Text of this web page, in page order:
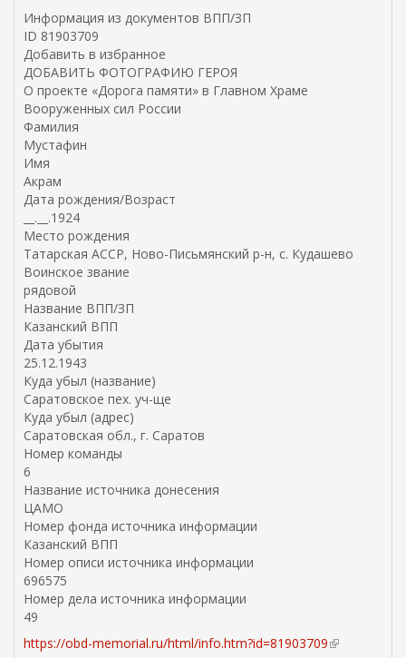
Информация из документов ВПП/ЗП
ID 81903709
Добавить в избранное
ДОБАВИТЬ ФОТОГРАФИЮ ГЕРОЯ
О проекте «Дорога памяти» в Главном Храме
Вооруженных сил России
Фамилия
Мустафин
Имя
Акрам
Дата рождения/Возраст
__.__.1924
Место рождения
Татарская АССР, Ново-Письмянский р-н, с. Кудашево
Воинское звание
рядовой
Название ВПП/ЗП
Казанский ВПП
Дата убытия
25.12.1943
Куда убыл (название)
Саратовское пех. уч-ще
Куда убыл (адрес)
Саратовская обл., г. Саратов
Номер команды
6
Название источника донесения
ЦАМО
Номер фонда источника информации
Казанский ВПП
Номер описи источника информации
696575
Номер дела источника информации
49
https://obd-memorial.ru/html/info.htm?id=81903709(